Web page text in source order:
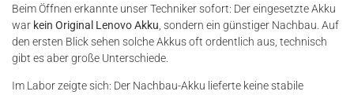
Beim Öffnen erkannte unser Techniker sofort: Der eingesetzte Akku
war kein Original Lenovo Akku , sondern ein günstiger Nachbau. Auf
den ersten Blick sehen solche Akkus oft ordentlich aus, technisch
gibt es aber große Unterschiede.
Im Labor zeigte sich: Der Nachbau-Akku lieferte keine stabile